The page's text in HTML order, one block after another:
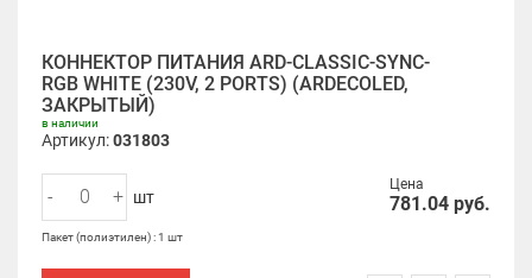
КОННЕКТОР ПИТАНИЯ ARD-CLASSIC-SYNC-
RGB WHITE (230V, 2 PORTS) (ARDECOLED,
ЗАКРЫТЫЙ)
в наличии
Артикул:031803
Цена
781.04 руб.
- + шт
Пакет (полиэтилен) : 1 шт